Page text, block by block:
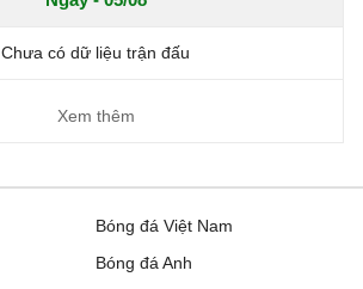
Chưa có dữ liệu trận đấu
Xem thêm
Bóng đá Việt Nam
Bóng đá Anh